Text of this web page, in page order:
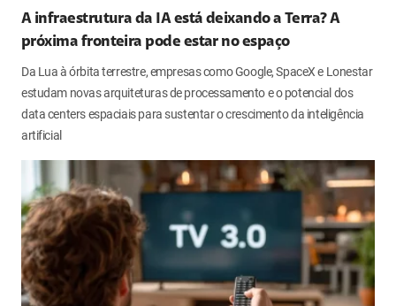
A infraestrutura da IA está deixando a Terra? A
próxima fronteira pode estar no espaço
Da Lua à órbita terrestre, empresas como Google, SpaceX e Lonestar
estudam novas arquiteturas de processamento e o potencial dos
data centers espaciais para sustentar o crescimento da inteligência
artificial